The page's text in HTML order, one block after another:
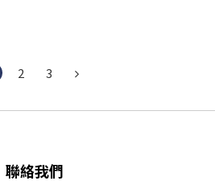
2 3
聯絡我們